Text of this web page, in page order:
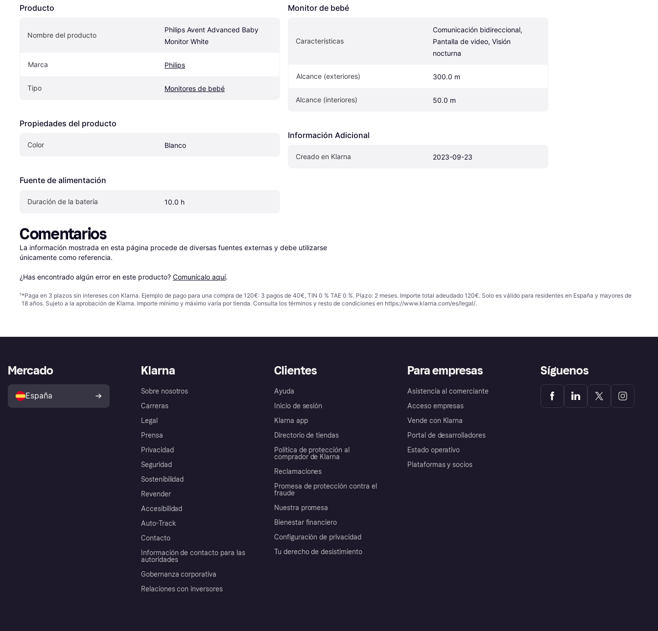
Producto
Nombre del producto
Philips Avent Advanced Baby
Monitor White
Marca Philips
Tipo Monitores de bebé
Propiedades del producto
Color Blanco
Fuente de alimentación
Duración de la batería 10.0 h
Monitor de bebé
Características
Comunicación bidireccional,
Pantalla de video, Visión
nocturna
Alcance (exteriores) 300.0 m
Alcance (interiores) 50.0 m
Información Adicional
Creado en Klarna 2023-09-23
Comentarios
La información mostrada en esta página procede de diversas fuentes externas y debe utilizarse
únicamente como referencia.
¿Has encontrado algún error en este producto? Comunícalo aquí.
¹*Paga en 3 plazos sin intereses con Klarna. Ejemplo de pago para una compra de 120€: 3 pagos de 40€, TIN 0 % TAE 0 %. Plazo: 2 meses. Importe total adeudado 120€. Solo es válido para residentes en España y mayores de
18 años. Sujeto a la aprobación de Klarna. Importe mínimo y máximo varía por tienda. Consulta los términos y resto de condiciones en https://www.klarna.com/es/legal/.
Klarna
Sobre nosotros
Carreras
Legal
Prensa
Privacidad
Seguridad
Sostenibilidad
Revender
Accesibilidad
Auto-Track
Contacto
Información de contacto para las
autoridades
Gobernanza corporativa
Relaciones con inversores
Clientes
Ayuda
Inicio de sesión
Klarna app
Directorio de tiendas
Política de protección al
comprador de Klarna
Reclamaciones
Promesa de protección contra el
fraude
Nuestra promesa
Bienestar financiero
Configuración de privacidad
Tu derecho de desistimiento
Para empresas
Asistencia al comerciante
Acceso empresas
Vende con Klarna
Portal de desarrolladores
Estado operativo
Plataformas y socios
Mercado
España
Síguenos